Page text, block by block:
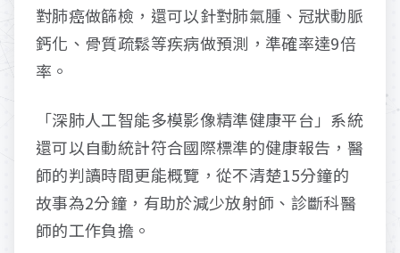
對肺癌做篩檢，還可以針對肺氣腫、冠狀動脈
鈣化、骨質疏鬆等疾病做預測，準確率達9倍
率。
「深肺人工智能多模影像精準健康平台」系統
還可以自動統計符合國際標準的健康報告，醫
師的判讀時間更能概覽，從不清楚15分鐘的
故事為2分鐘，有助於減少放射師、診斷科醫
師的工作負擔。